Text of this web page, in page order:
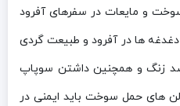
حمل سوخت و مایعات در سفرهای آفرود
ها در آفرود و طبیعت گردی
زنگ و همچنین داشتن سوپاپ
های حمل سوخت باید ایمنی در